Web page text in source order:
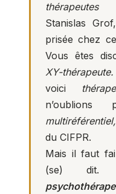
thérapeutes
Stanislas
prisée chez
Vous êtes
XY-thérapeute.
voici
multiréférentiel,
du CIFPR.
Mais il faut
(se) dit.